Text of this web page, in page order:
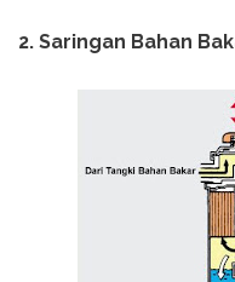
2. Saringan Bahan